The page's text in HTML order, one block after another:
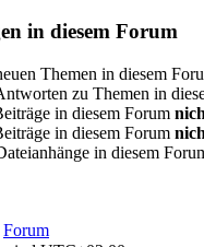
in diesem Forum
Themen in diesem
zu Themen in
in diesem Forum
in diesem Forum
in diesem
Forum